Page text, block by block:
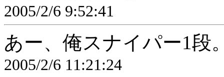
2005/2/6 9:52:41
あー、俺スナイパー1段
2005/2/6 11:21:24